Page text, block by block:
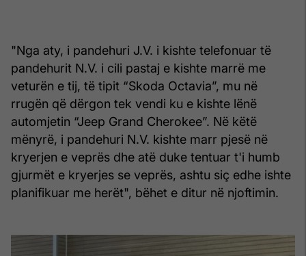
"Nga aty, i pandehuri J.V. i kishte telefonuar të
pandehurit N.V. i cili pastaj e kishte marrë me
veturën e tij, të tipit “Skoda Octavia”, mu në
rrugën që dërgon tek vendi ku e kishte lënë
automjetin “Jeep Grand Cherokee”. Në këtë
mënyrë, i pandehuri N.V. kishte marr pjesë në
kryerjen e veprës dhe atë duke tentuar t'i humb
gjurmët e kryerjes se veprës, ashtu siç edhe ishte
planifikuar me herët", bëhet e ditur në njoftimin.